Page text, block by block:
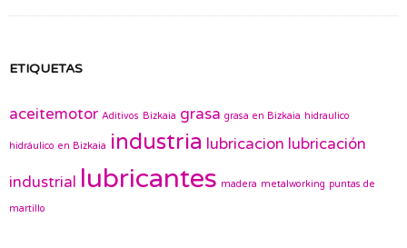
ETIQUETAS
aceitemotor Aditivos Bizkaia grasa grasa en Bizkaia hidraulico
hidráulico en Bizkaia industria lubricacion lubricación
industrial lubricantes madera metalworking puntas de
martillo